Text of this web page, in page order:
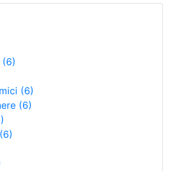
(6)
(6)
(6)
(6)